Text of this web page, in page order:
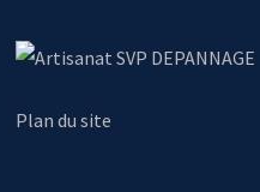
SVP DEPANNAGE
Plan du site